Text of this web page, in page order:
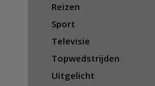
Reizen
Sport
Televisie
Topwedstrijden
Uitgelicht